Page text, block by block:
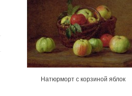
Натюрморт с корзиной яблок